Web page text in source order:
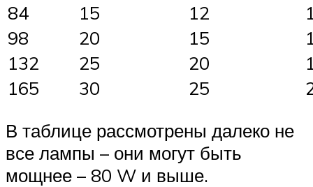
84
15 12
98
20 15
132
25 20
165
30 25
В таблице рассмотрены далеко не
все лампы – они могут быть
мощнее – 80 W и выше.